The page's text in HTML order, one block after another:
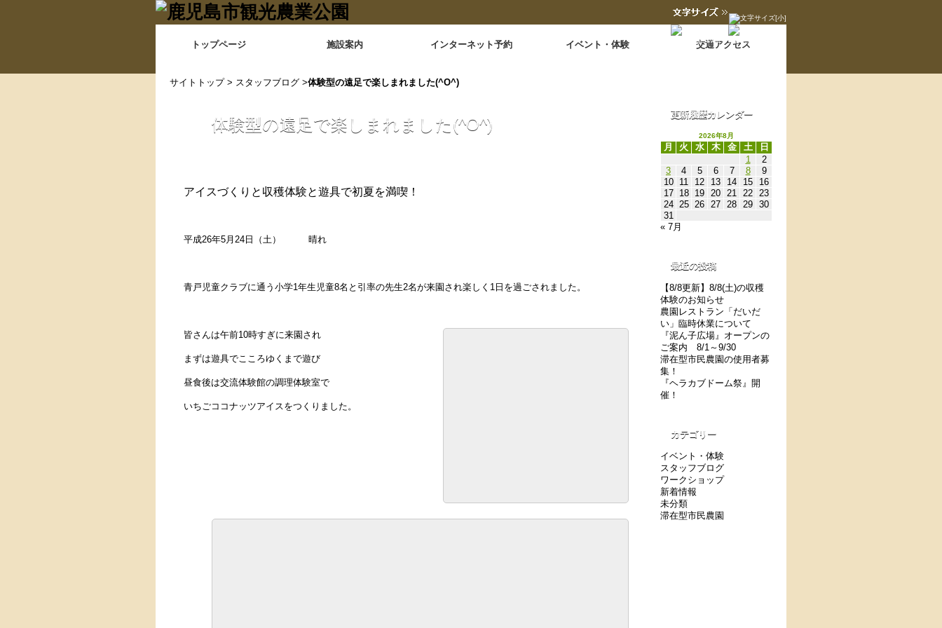
Language switch翻訳について
トップページ 施設案内 インターネット予約 イベント・体験 交通アクセス
サイトトップ> スタッフブログ >体験型の遠足で楽しまれました(^O^)
体験型の遠足で楽しまれました(^O^)
アイスづくりと収穫体験と遊具で初夏を満喫！
平成26年5月24日（土） 晴れ
青戸児童クラブに通う小学1年生児童8名と引率の先生2名が来園され楽しく1日を過ごされました。
皆さんは午前10時すぎに来園され
まずは遊具でこころゆくまで遊び
昼食後は交流体験館の調理体験室で
いちごココナッツアイスをつくりました。
更新履歴カレンダー
2026年8月
月 火 水 木 金 土
日
1
2
3
4 5 6 7 8
9
10
11 12 13 14 15
16
17
18 19 20 21 22 23
24 25 26 27 28 29 30
31
« 7月
最近の投稿
【8/8更新】8/8(土)の収穫
体験のお知らせ
農園レストラン「だいだ
い」臨時休業について
『泥ん子広場』オープンの
ご案内 8/1～9/30
滞在型市民農園の使用者募
集！
『ヘラカブドーム祭』開
催！
カテゴリー
イベント・体験
スタッフブログ
ワークショップ
新着情報
未分類
滞在型市民農園